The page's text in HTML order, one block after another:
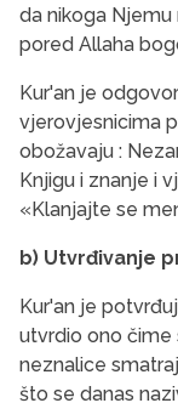
da nikoga
pored Allaha
Kur'an je
vjerovjesnicima
obožavaju :
Knjigu i znanje i
«Klanjajte se
b) Utvrđivanje
Kur'an je
utvrdio ono
neznalice
što se danas